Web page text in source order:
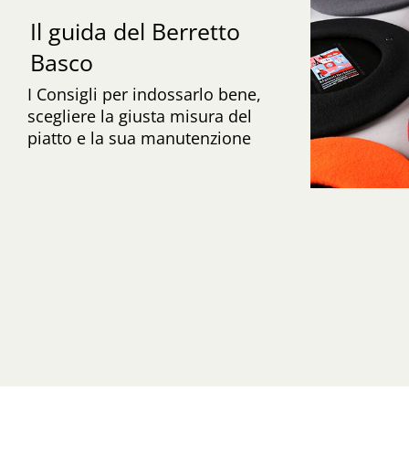
Il guida del Berretto
Basco
I Consigli per indossarlo bene,
scegliere la giusta misura del
piatto e la sua manutenzione